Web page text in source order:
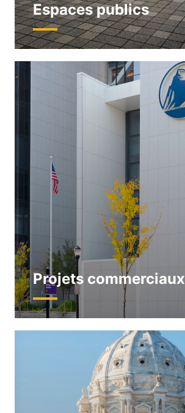
Espaces publics
Projets commerciaux